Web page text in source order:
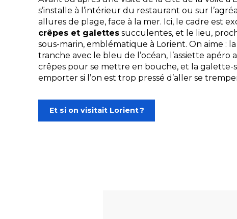
s’installe à l’intérieur du restaurant ou sur
allures de plage, face à la mer. Ici, le cadre est
crêpes et galettes succulentes, et le lieu,
sous-marin, emblématique à Lorient. On aime :
tranche avec le bleu de l’océan, l’assiette apéro
crêpes pour se mettre en bouche, et la galette-
emporter si l’on est trop pressé d’aller se
Et si on visitait Lorient ?